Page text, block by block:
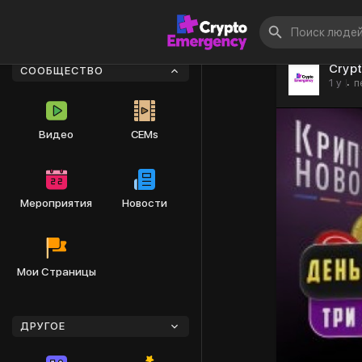
СООБЩЕСТВО
Видео CEMs
Мероприятия Новости
Мои Страницы
ДРУГОЕ
1 y ·